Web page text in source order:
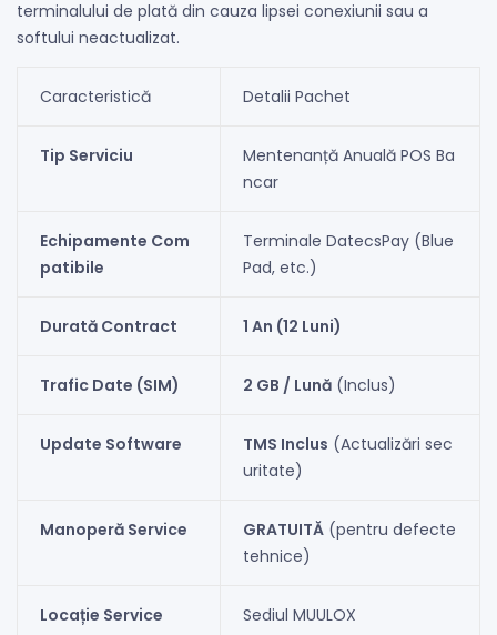
terminalului de plată din cauza lipsei conexiunii sau a
softului neactualizat.
Caracteristică Detalii Pachet
Tip Serviciu
Mentenanță Anuală POS Ba
ncar
Echipamente Com
patibile
Terminale DatecsPay (Blue
Pad, etc.)
Durată Contract 1 An (12 Luni)
Trafic Date (SIM) 2 GB / Lună(Inclus)
Update Software TMS Inclus (Actualizări sec
uritate)
Manoperă Service GRATUITĂ(pentru defecte
tehnice)
Locație Service Sediul MUULOX